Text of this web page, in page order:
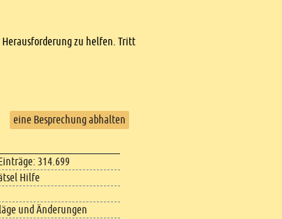
Herausforderung zu helfen. Tritt
eine Besprechung abhalten
314.699
Hilfe
und Änderungen